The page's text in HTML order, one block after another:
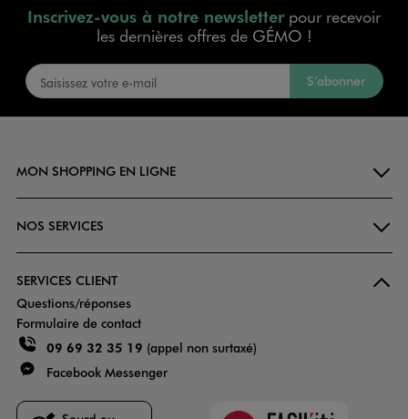
Inscrivez-vous à notre newsletterpour recevoir
les dernières offres de GÉMO !
S’abonner
MON SHOPPING EN LIGNE
NOS SERVICES
SERVICES CLIENT
Questions/réponses
Formulaire de contact
09 69 32 35 19 (appel non surtaxé)
Facebook Messenger
Faciliti